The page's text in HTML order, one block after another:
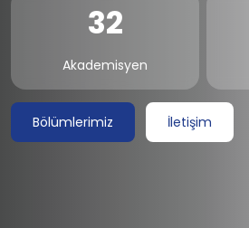
32
Akademisyen
Bölümlerimiz İletişim